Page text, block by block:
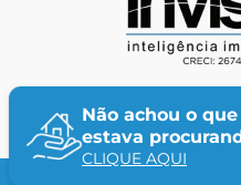
Não achou o que
estava
CLIQUE AQUI